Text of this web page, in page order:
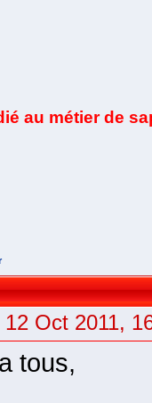
au métier de
Oct 2011,
tous,